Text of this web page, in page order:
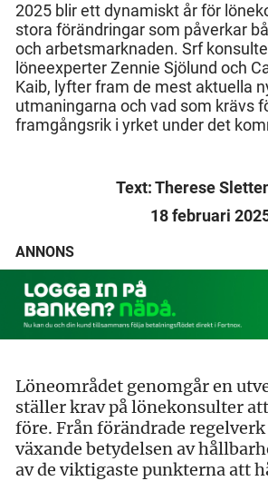
2025 blir ett dynamiskt år för
stora förändringar som påverkar
och arbetsmarknaden. Srf
löneexperter Zennie Sjölund och
Kaib, lyfter fram de mest aktuella
utmaningarna och vad som krävs
framgångsrik i yrket under det
Text: Therese
18 februari
ANNONS
Löneområdet genomgår en
ställer krav på lönekonsulter
före. Från förändrade
växande betydelsen av
av de viktigaste punkterna att